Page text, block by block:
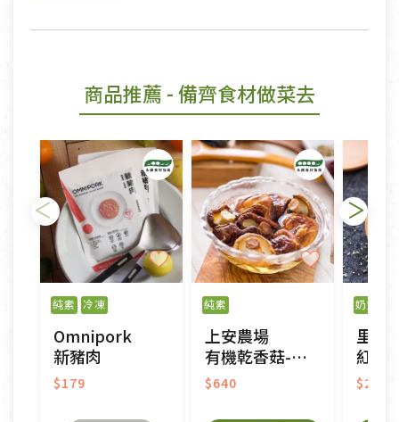
商品推薦 - 備齊食材做菜去
純素 冷凍
Omnipork
新豬肉
$179
純素
上安農場
有機乾香菇-大中菇
$640
奶素
里仁
紅麴
$265